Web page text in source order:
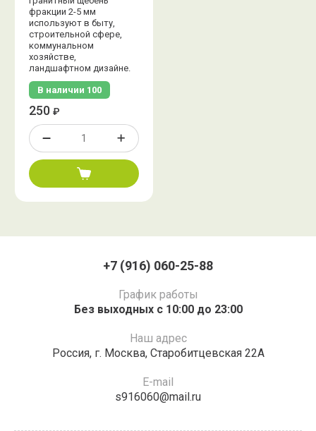
фракции 2-5 мм
используют в быту,
строительной сфере,
коммунальном
хозяйстве,
ландшафтном дизайне.
В наличии 100
250 ₽
+7 (916) 060-25-88
График работы
Без выходных с 10:00 до 23:00
Наш адрес
Россия,​ г.​ Москва, Старобитцевская 22А​
E-mail
s916060@mail.ru